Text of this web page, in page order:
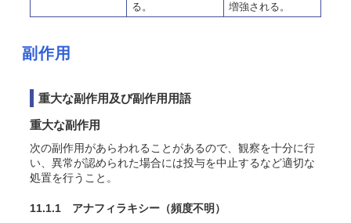
る。
増強される。
副作用
重大な副作用及び副作用用語
重大な副作用
次の副作用があらわれることがあるので、観察を十分に行
い、異常が認められた場合には投与を中止するなど適切な
処置を行うこと。
11.1.1 アナフィラキシー （頻度不明）